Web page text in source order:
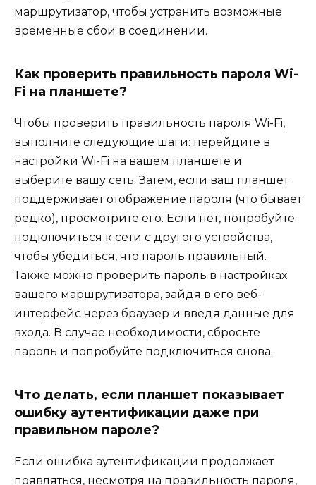
маршрутизатор, чтобы устранить возможные
временные сбои в соединении.
Как проверить правильность пароля Wi-
Fi на планшете?
Чтобы проверить правильность пароля Wi-Fi,
выполните следующие шаги: перейдите в
настройки Wi-Fi на вашем планшете и
выберите вашу сеть. Затем, если ваш планшет
поддерживает отображение пароля (что бывает
редко), просмотрите его. Если нет, попробуйте
подключиться к сети с другого устройства,
чтобы убедиться, что пароль правильный.
Также можно проверить пароль в настройках
вашего маршрутизатора, зайдя в его веб-
интерфейс через браузер и введя данные для
входа. В случае необходимости, сбросьте
пароль и попробуйте подключиться снова.
Что делать, если планшет показывает
ошибку аутентификации даже при
правильном пароле?
Если ошибка аутентификации продолжает
появляться, несмотря на правильность пароля,